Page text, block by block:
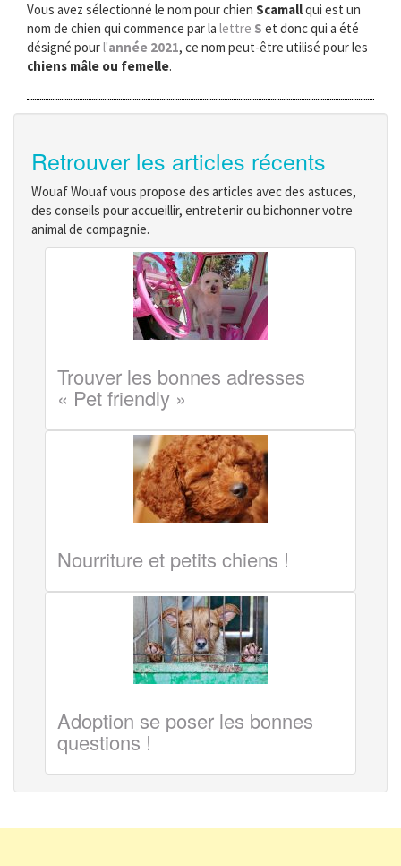
Vous avez sélectionné le nom pour chien Scamallqui est un
nom de chien qui commence par la lettre S et donc qui a été
désigné pourl'année 2021, ce nom peut-être utilisé pour les
chiens mâle ou femelle.
Retrouver les articles récents
Wouaf Wouaf vous propose des articles avec des astuces,
des conseils pour accueillir, entretenir ou bichonner votre
animal de compagnie.
Trouver les bonnes adresses
« Pet friendly »
Nourriture et petits chiens !
Adoption se poser les bonnes
questions !